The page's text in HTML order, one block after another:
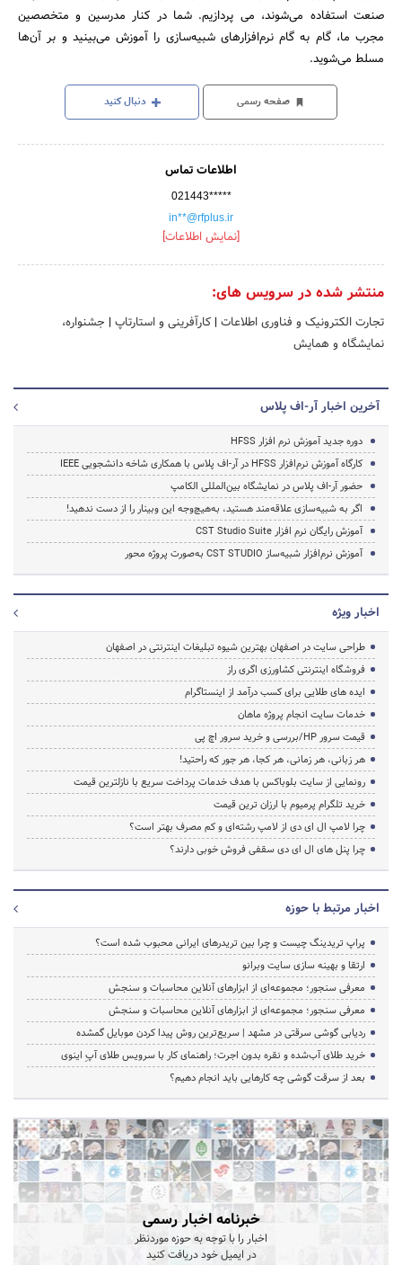
صنعت استفاده می‌شوند، می پردازیم. شما در کنار مدرسین و متخصصین
مجرب ما، گام به گام نرم‌افزارهای شبیه‌سازی را آموزش می‌بینید و بر آن‌ها
مسلط می‌شوید.
صفحه رسمی دنبال کنید
اطلاعات تماس
021443*****
in**@rfplus.ir
[نمایش اطلاعات]
منتشر شده در سرویس های:
تجارت الکترونیک و فناوری اطلاعات | کارآفرینی و استارتاپ | جشنواره،
نمایشگاه و همایش
آخرین اخبار آر-اف پلاس
دوره جدید آموزش نرم افزار HFSS
کارگاه آموزش نرم‌افزار HFSS در آر-اف پلاس با همکاری شاخه دانشجویی IEEE
حضور آر-اف پلاس در نمایشگاه بین‌المللی الکامپ
اگر به شبیه‌سازی علاقه‌مند هستید، به‌هیچ‌وجه این وبینار را از دست ندهید!
آموزش رایگان نرم افزار CST Studio Suite
آموزش نرم‌افزار شبیه‌ساز CST STUDIO به‌صورت پروژه محور
اخبار ویژه
طراحی سایت در اصفهان بهترین شیوه تبلیغات اینترنتی در اصفهان
فروشگاه اینترنتی کشاورزی اگری راز
ایده های طلایی برای کسب درآمد از اینستاگرام
خدمات سایت انجام پروژه ماهان
قیمت سرور HP/بررسی و خرید سرور اچ پی
هر زبانی، هر زمانی، هر کجا، هر جور که راحتید!
رونمایی از سایت بلوباکس با هدف خدمات پرداخت سریع با نازلترین قیمت
خرید تلگرام پرمیوم با ارزان ترین قیمت
چرا لامپ ال ای دی از لامپ رشته‌ای و کم مصرف بهتر است؟
چرا پنل های ال ای دی سقفی فروش خوبی دارند؟
اخبار مرتبط با حوزه
پراپ تریدینگ چیست و چرا بین تریدرهای ایرانی محبوب شده است؟
ارتقا و بهینه سازی سایت وبرانو
معرفی سنجور؛ مجموعه‌ای از ابزارهای آنلاین محاسبات و سنجش
معرفی سنجور؛ مجموعه‌ای از ابزارهای آنلاین محاسبات و سنجش
ردیابی گوشی سرقتی در مشهد | سریع‌ترین روش پیدا کردن موبایل گمشده
خرید طلای آب‌شده و نقره بدون اجرت؛ راهنمای کار با سرویس طلای آپِ اینوی
بعد از سرقت گوشی چه کارهایی باید انجام دهیم؟
خبرنامه اخبار رسمی
اخبار را با توجه به حوزه موردنظر
در ایمیل خود دریافت کنید